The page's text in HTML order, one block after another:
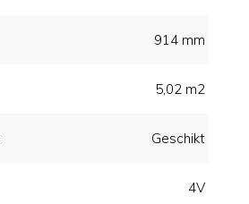
914 mm
5,02 m2
Geschikt
4V